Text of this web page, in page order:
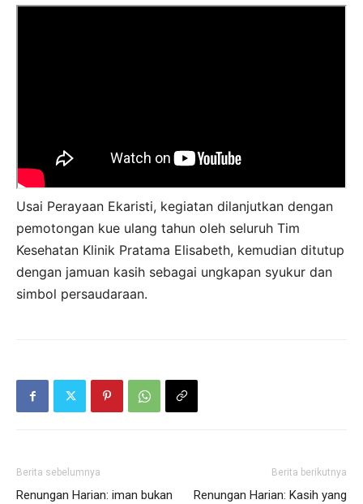
Usai Perayaan Ekaristi, kegiatan dilanjutkan dengan
pemotongan kue ulang tahun oleh seluruh Tim
Kesehatan Klinik Pratama Elisabeth, kemudian ditutup
dengan jamuan kasih sebagai ungkapan syukur dan
simbol persaudaraan.
Berita sebelumnya
Renungan Harian: iman bukan
Berita berikutnya
Renungan Harian: Kasih yang